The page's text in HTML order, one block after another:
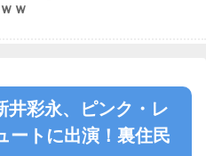
ｗ
井彩永、ピンク・レ
ートに出演！裏住民